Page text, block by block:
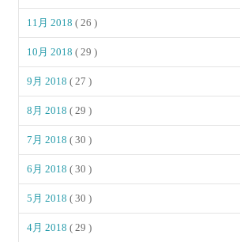
11月 2018( 26 )
10月 2018( 29 )
9月 2018( 27 )
8月 2018( 29 )
7月 2018( 30 )
6月 2018( 30 )
5月 2018( 30 )
4月 2018( 29 )